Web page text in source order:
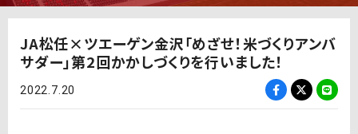
JA松任×ツエーゲン金沢「めざせ！米づくりアンバ
サダー」第2回かかしづくりを行いました！
2022.7.20